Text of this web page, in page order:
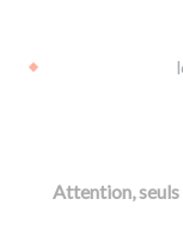
Attention,